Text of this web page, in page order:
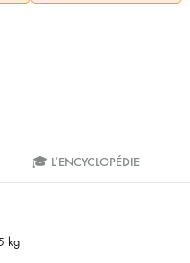
🎓 L’ENCYCLOPÉDIE
kg